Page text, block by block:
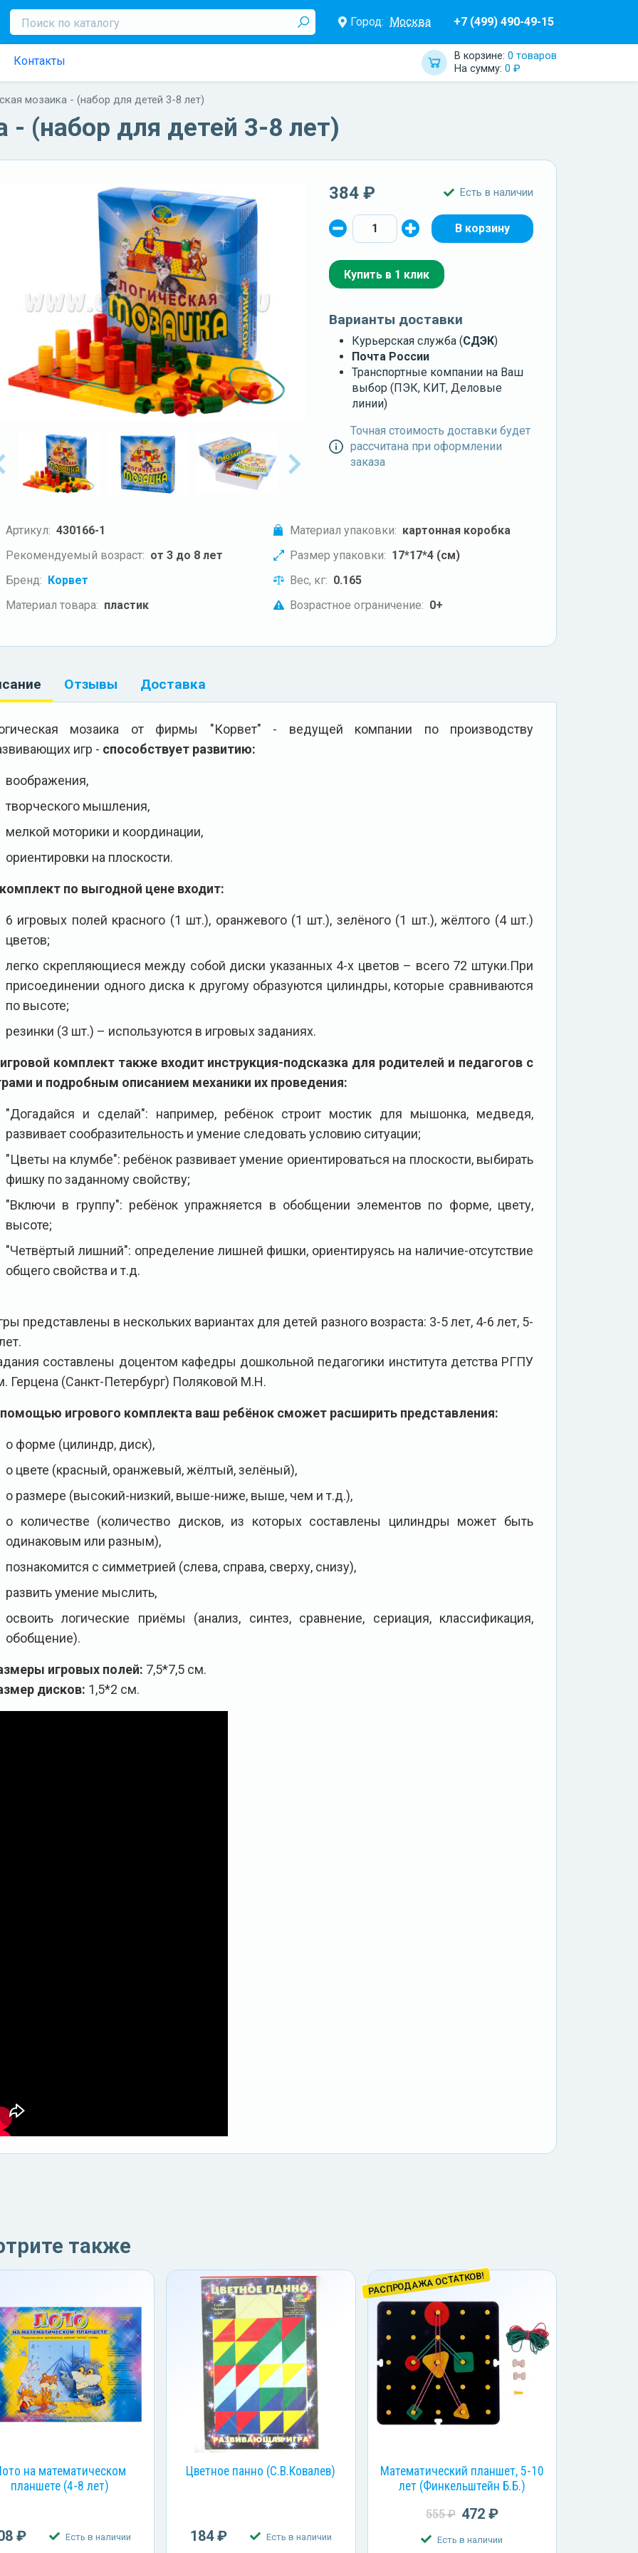
Город: Москва +7 (499) 490-49-15
Контакты В корзине: 0 товаров
На сумму: 0 ₽
мозаика - (набор для детей 3-8 лет)
- (набор для детей 3-8 лет)
384 ₽ Есть в наличии
Купить в 1 клик
Варианты доставки
Курьерская служба (СДЭК)
Почта России
Транспортные компании на Ваш
выбор (ПЭК, КИТ, Деловые
линии)
Точная стоимость доставки будет
рассчитана при оформлении
заказа
Артикул: 430166-1
Рекомендуемый возраст: от 3 до 8 лет
Бренд: Корвет
Материал товара: пластик
Материал упаковки: картонная коробка
Размер упаковки: 17*17*4 (см)
Вес, кг: 0.165
Возрастное ограничение: 0+
Отзывы Доставка
мозаика от фирмы "Корвет" - ведущей компании по производству
игр - способствует развитию:
воображения,
творческого мышления,
мелкой моторики и координации,
ориентировки на плоскости.
по выгодной цене входит:
6 игровых полей красного (1 шт.), оранжевого (1 шт.), зелёного (1 шт.), жёлтого (4 шт.)
цветов;
легко скрепляющиеся между собой диски указанных 4-х цветов – всего 72 штуки.При
присоединении одного диска к другому образуются цилиндры, которые сравниваются
по высоте;
резинки (3 шт.) – используются в игровых заданиях.
комплект также входит инструкция-подсказка для родителей и педагогов с
и подробным описанием механики их проведения:
"Догадайся и сделай": например, ребёнок строит мостик для мышонка, медведя,
развивает сообразительность и умение следовать условию ситуации;
"Цветы на клумбе": ребёнок развивает умение ориентироваться на плоскости, выбирать
фишку по заданному свойству;
"Включи в группу": ребёнок упражняется в обобщении элементов по форме, цвету,
высоте;
"Четвёртый лишний": определение лишней фишки, ориентируясь на наличие-отсутствие
общего свойства и т.д.
представлены в нескольких вариантах для детей разного возраста: 3-5 лет, 4-6 лет, 5-
составлены доцентом кафедры дошкольной педагогики института детства РГПУ
Герцена (Санкт-Петербург) Поляковой М.Н.
игрового комплекта ваш ребёнок сможет расширить представления:
о форме (цилиндр, диск),
о цвете (красный, оранжевый, жёлтый, зелёный),
о размере (высокий-низкий, выше-ниже, выше, чем и т.д.),
о количестве (количество дисков, из которых составлены цилиндры может быть
одинаковым или разным),
познакомится с симметрией (слева, справа, сверху, снизу),
развить умение мыслить,
освоить логические приёмы (анализ, синтез, сравнение, сериация, классификация,
обобщение).
игровых полей: 7,5*7,5 см.
дисков: 1,5*2 см.
также
на математическом
планшете (4-8 лет)
₽ Есть в наличии
Цветное панно (С.В.Ковалев)
184 ₽ Есть в наличии
РАСПРОДАЖА ОСТАТКОВ!
Математический планшет, 5-10
лет (Финкельштейн Б.Б.)
555 ₽ 472 ₽
Есть в наличии